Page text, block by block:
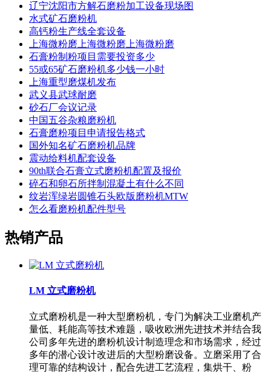
辽宁沈阳市方解石磨粉加工设备现场图
水式矿石磨粉机
高钙粉生产线全套设备
上海微粉磨上海微粉磨上海微粉磨
石膏粉制粉项目需要投资多少
55或65矿石磨粉机多少钱一小时
上海重型磨煤机发布
武义县武球耐磨
砂石厂会议记录
中国五谷杂粮磨粉机
石膏磨粉项目申请报告格式
国外知名矿石磨粉机品牌
震动给料机配套设备
90th联合石膏立式磨粉机配置及报价
碎石和卵石所拌制混凝土有什么不同
纹岩浑绿岩圆锥石头欧版磨粉机MTW
怎么看磨粉机配件型号
热销产品
LM 立式磨粉机
立式磨粉机是一种大型磨粉机，专门为解决工业磨机产
量低、耗能高等技术难题，吸收欧洲先进技术并结合我
公司多年先进的磨粉机设计制造理念和市场需求，经过
多年的潜心设计改进后的大型粉磨设备。立磨采用了合
理可靠的结构设计，配合先进工艺流程，集烘干、粉